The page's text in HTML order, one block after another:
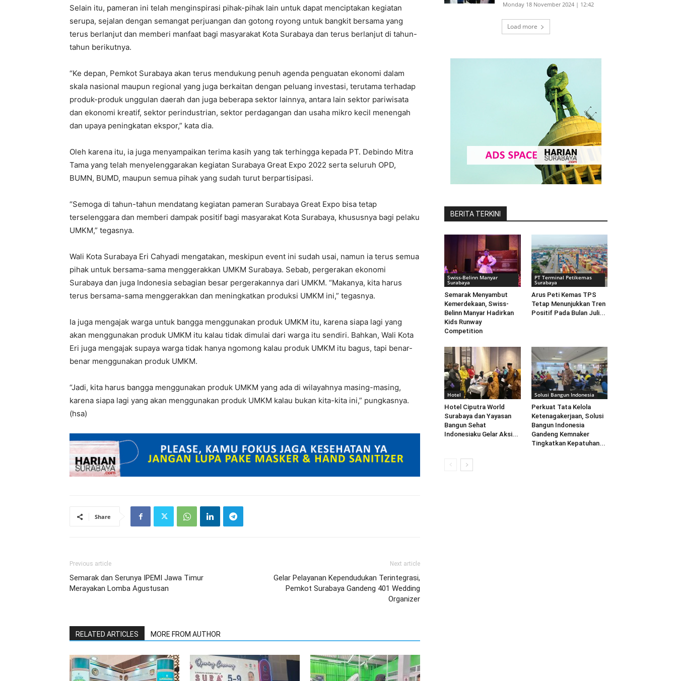
Selain itu, pameran ini telah menginspirasi pihak-pihak lain untuk dapat menciptakan kegiatan
serupa, sejalan dengan semangat perjuangan dan gotong royong untuk bangkit bersama yang
terus berlanjut dan memberi manfaat bagi masyarakat Kota Surabaya dan terus berlanjut di tahun-
tahun berikutnya.
“Ke depan, Pemkot Surabaya akan terus mendukung penuh agenda penguatan ekonomi dalam
skala nasional maupun regional yang juga berkaitan dengan peluang investasi, terutama terhadap
produk-produk unggulan daerah dan juga beberapa sektor lainnya, antara lain sektor pariwisata
dan ekonomi kreatif, sektor perindustrian, sektor perdagangan dan usaha mikro kecil menengah
dan upaya peningkatan ekspor,” kata dia.
Oleh karena itu, ia juga menyampaikan terima kasih yang tak terhingga kepada PT. Debindo Mitra
Tama yang telah menyelenggarakan kegiatan Surabaya Great Expo 2022 serta seluruh OPD,
BUMN, BUMD, maupun semua pihak yang sudah turut berpartisipasi.
“Semoga di tahun-tahun mendatang kegiatan pameran Surabaya Great Expo bisa tetap
terselenggara dan memberi dampak positif bagi masyarakat Kota Surabaya, khususnya bagi pelaku
UMKM,” tegasnya.
Wali Kota Surabaya Eri Cahyadi mengatakan, meskipun event ini sudah usai, namun ia terus semua
pihak untuk bersama-sama menggerakkan UMKM Surabaya. Sebab, pergerakan ekonomi
Surabaya dan juga Indonesia sebagian besar pergerakannya dari UMKM. “Makanya, kita harus
terus bersama-sama menggerakkan dan meningkatkan produksi UMKM ini,” tegasnya.
Ia juga mengajak warga untuk bangga menggunakan produk UMKM itu, karena siapa lagi yang
akan menggunakan produk UMKM itu kalau tidak dimulai dari warga itu sendiri. Bahkan, Wali Kota
Eri juga mengajak supaya warga tidak hanya ngomong kalau produk UMKM itu bagus, tapi benar-
benar menggunakan produk UMKM.
“Jadi, kita harus bangga menggunakan produk UMKM yang ada di wilayahnya masing-masing,
karena siapa lagi yang akan menggunakan produk UMKM kalau bukan kita-kita ini,” pungkasnya.
(hsa)
Share
Previous article
Semarak dan Serunya IPEMI Jawa Timur
Merayakan Lomba Agustusan
Next article
Gelar Pelayanan Kependudukan Terintegrasi,
Pemkot Surabaya Gandeng 401 Wedding
Organizer
RELATED ARTICLES MORE FROM AUTHOR
Monday 18 November 2024 | 12:42
Load more
BERITA TERKINI
Swiss-Belinn Manyar
Surabaya
Semarak Menyambut
Kemerdekaan, Swiss-
Belinn Manyar Hadirkan
Kids Runway
Competition
PT Terminal Petikemas
Surabaya
Arus Peti Kemas TPS
Tetap Menunjukkan Tren
Positif Pada Bulan Juli...
Hotel
Hotel Ciputra World
Surabaya dan Yayasan
Bangun Sehat
Indonesiaku Gelar Aksi...
Solusi Bangun Indonesia
Perkuat Tata Kelola
Ketenagakerjaan, Solusi
Bangun Indonesia
Gandeng Kemnaker
Tingkatkan Kepatuhan...